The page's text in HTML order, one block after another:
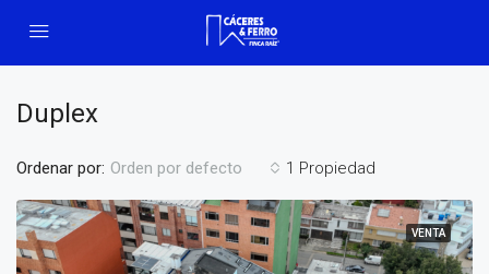
Duplex
1 Propiedad
Ordenar por: Orden por defecto
VENTA